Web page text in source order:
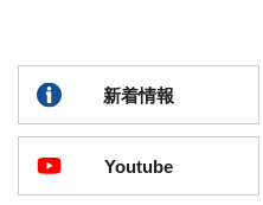
新着情報
Youtube